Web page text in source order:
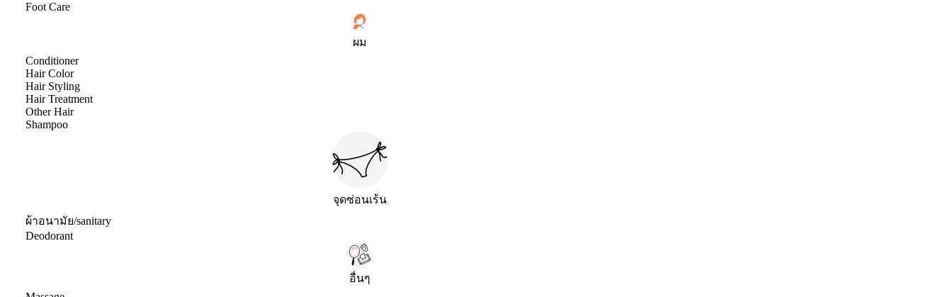
Foot Care
ผม
Conditioner
Hair Color
Hair Styling
Hair Treatment
Other Hair
Shampoo
จุดซ่อนเร้น
ผ้าอนามัย/sanitary
Deodorant
อื่นๆ